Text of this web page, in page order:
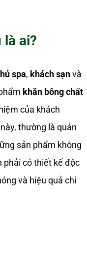
là ai?
spa, khách sạnvà
khăn bông chất
của khách
thường là quản
sản phẩm không
phải có thiết kế độc
và hiệu quả chi